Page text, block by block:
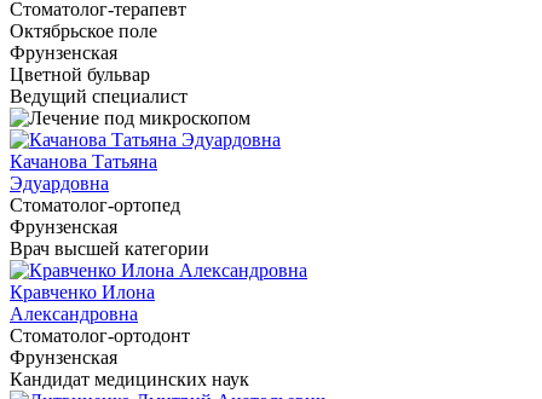
Cтоматолог-терапевт
Октябрьское поле
Фрунзенская
Цветной бульвар
Ведущий специалист
Качанова Татьяна
Эдуардовна
Cтоматолог-ортопед
Фрунзенская
Врач высшей категории
Кравченко Илона
Александровна
Cтоматолог-ортодонт
Фрунзенская
Кандидат медицинских наук